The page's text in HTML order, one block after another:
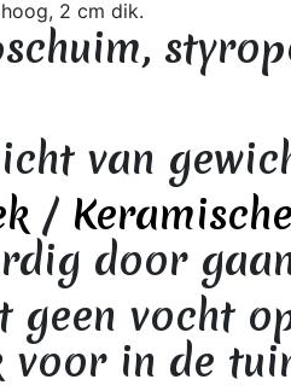
2 cm dik.
van
/
door
geen vocht
voor in de